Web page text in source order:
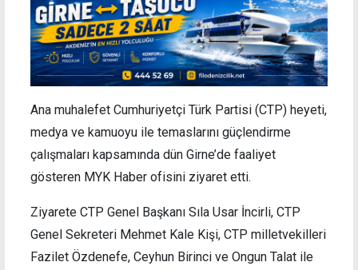
Ana muhalefet Cumhuriyetçi Türk Partisi (CTP) heyeti,
medya ve kamuoyu ile temaslarını güçlendirme
çalışmaları kapsamında dün Girne’de faaliyet
gösteren MYK Haber ofisini ziyaret etti.
Ziyarete CTP Genel Başkanı Sıla Usar İncirli, CTP
Genel Sekreteri Mehmet Kale Kişi, CTP milletvekilleri
Fazilet Özdenefe, Ceyhun Birinci ve Ongun Talat ile